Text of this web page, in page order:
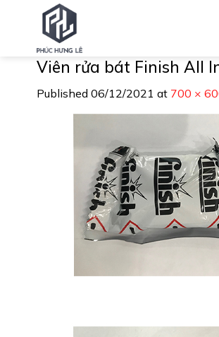
Viên rửa bát Finish All
Published 06/12/2021 at 700 ×